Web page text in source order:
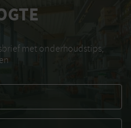
met onderhoudstips,